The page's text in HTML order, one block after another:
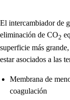
El intercambiador de
eliminación de CO2
superficie más
estar asociados a las
Membrana de
coagulación